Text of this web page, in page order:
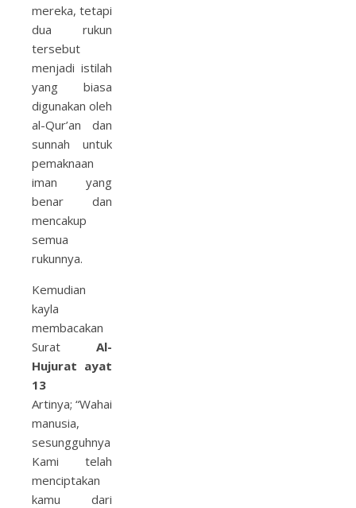
mereka, tetapi
dua rukun
tersebut
menjadi istilah
yang biasa
digunakan oleh
al-Qur’an dan
sunnah untuk
pemaknaan
iman yang
benar dan
mencakup
semua
rukunnya.
Kemudian
kayla
membacakan
Surat Al-
Hujurat ayat
13
Artinya; “Wahai
manusia,
sesungguhnya
Kami telah
menciptakan
kamu dari